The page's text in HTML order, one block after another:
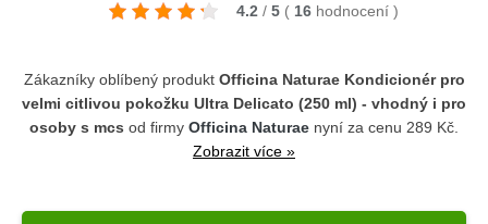
4.2 / 5 ( 16 hodnocení )
Zákazníky oblíbený produkt Officina Naturae Kondicionér pro
velmi citlivou pokožku Ultra Delicato (250 ml) - vhodný i pro
osoby s mcs od firmy Officina Naturae nyní za cenu 289 Kč.
Zobrazit více »